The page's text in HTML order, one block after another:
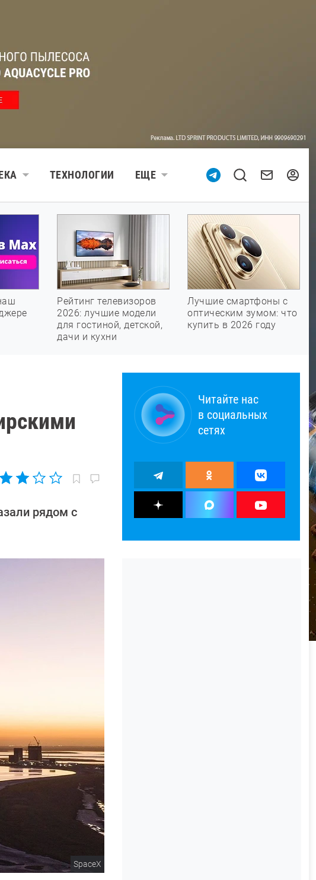
ТЕХНОЛОГИИ ЕЩЕ
Рейтинг телевизоров
2026: лучшие модели
для гостиной, детской,
дачи и кухни
Лучшие смартфоны с
оптическим зумом: что
купить в 2026 году
рядом с
SpaceX
Читайте нас
в социальных
сетях